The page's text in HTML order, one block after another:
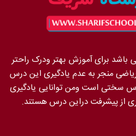
باشد برای آموزش بهتر ودرک راحتر
منجر به عدم یادگیری این درس
سختی است ومن توانایی یادگیری
از پیشرفت دراین درس هستند.